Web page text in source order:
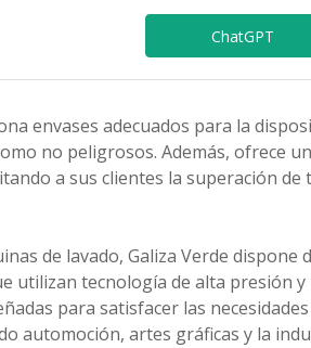
ChatGPT
envases adecuados para la
no peligrosos. Además, ofrece
a sus clientes la superación
de lavado, Galiza Verde
utilizan tecnología de alta presión
para satisfacer las
automoción, artes gráficas y la